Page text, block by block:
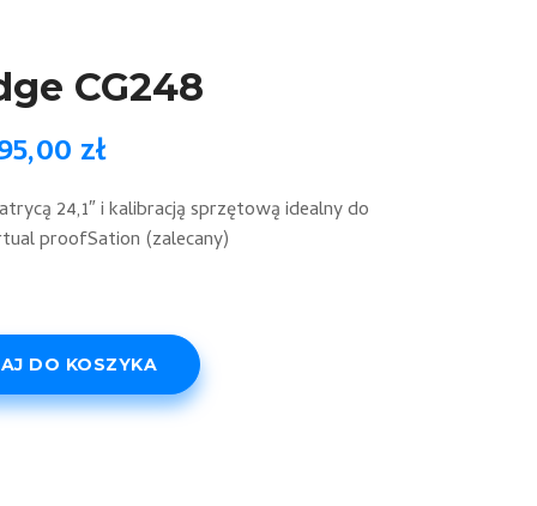
CG248
zł
24,1″ i kalibracją sprzętową idealny do
proofSation (zalecany)
DO KOSZYKA